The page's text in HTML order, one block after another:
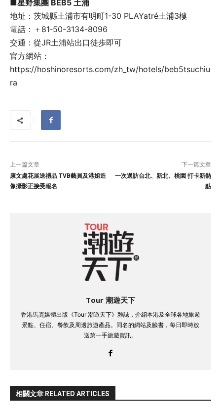
■星野集團 BEB5 土浦
地址：茨城縣土浦市有明町1-30 PLAYatré土浦3樓
電話：＋81‐50-3134-8096
交通：從JR土浦站出口徒歩即可
官方網站：
https://hoshinoresorts.com/zh_tw/hotels/beb5tsuchiu
ra
上一篇文章
康文處花展送禮品 TVB藝員及港姐造
像攝影正接受報名
下一篇文章
一次過訪台北、新北、桃園 打卡新熱
點
Tour 潮遊天下
香港馬克媒體出版《Tour 潮遊天下》雜誌，介紹本港及全球各地旅遊
景點、住宿、餐飲及周邊旅遊產品。同名的網站及臉書，每日即時放
送第一手旅遊資訊。
相關文章 RELATED ARTICLES